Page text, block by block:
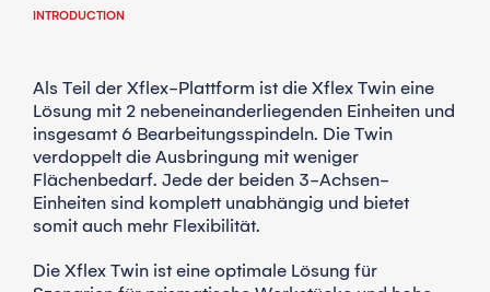
INTRODUCTION
Als Teil der Xflex-Plattform ist die Xflex Twin eine
Lösung mit 2 nebeneinanderliegenden Einheiten und
insgesamt 6 Bearbeitungsspindeln. Die Twin
verdoppelt die Ausbringung mit weniger
Flächenbedarf. Jede der beiden 3-Achsen-
Einheiten sind komplett unabhängig und bietet
somit auch mehr Flexibilität.
Die Xflex Twin ist eine optimale Lösung für